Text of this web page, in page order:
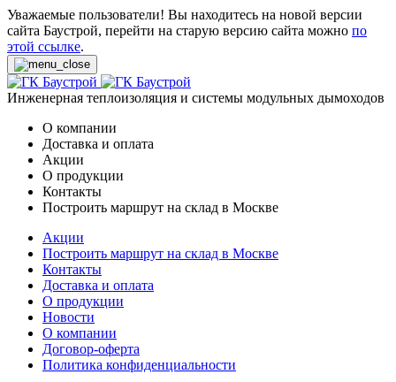
Уважаемые пользователи! Вы находитесь на новой версии
сайта Баустрой, перейти на старую версию сайта можно по
этой ссылке.
Инженерная теплоизоляция и системы модульных дымоходов
О компании
Доставка и оплата
Акции
О продукции
Контакты
Построить маршрут на склад в Москве
Акции
Построить маршрут на склад в Москве
Контакты
Доставка и оплата
О продукции
Новости
О компании
Договор-оферта
Политика конфиденциальности